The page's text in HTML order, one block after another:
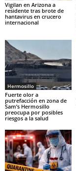
Vigilan en Arizona a
residente tras brote de
hantavirus en crucero
internacional
Hermosillo
Fuerte olor a
putrefacción en zona de
Sam’s Hermosillo
preocupa por posibles
riesgos a la salud